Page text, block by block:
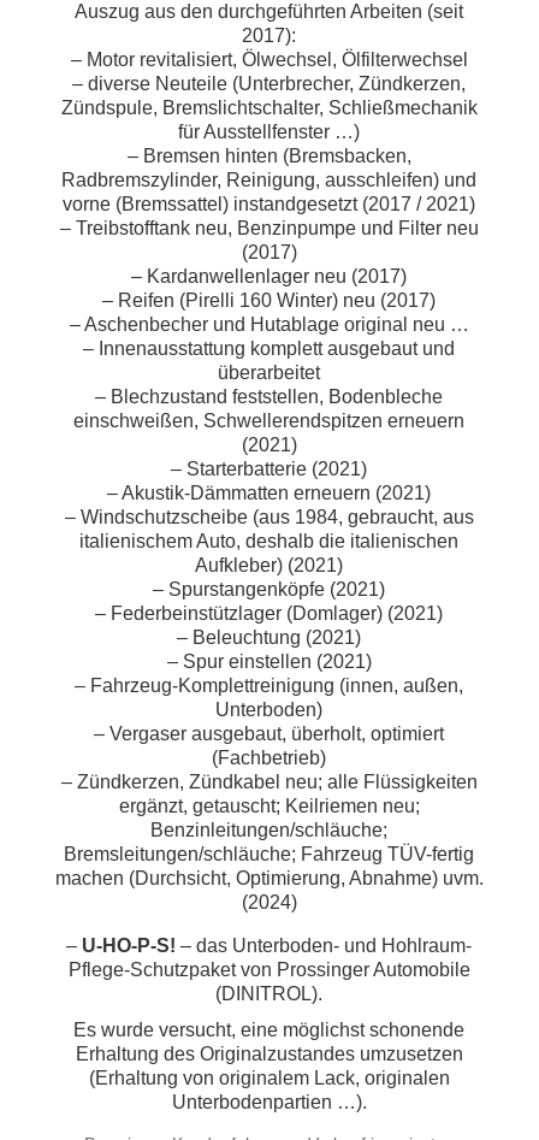
Auszug aus den durchgeführten Arbeiten (seit
2017):
– Motor revitalisiert, Ölwechsel, Ölfilterwechsel
– diverse Neuteile (Unterbrecher, Zündkerzen,
Zündspule, Bremslichtschalter, Schließmechanik
für Ausstellfenster …)
– Bremsen hinten (Bremsbacken,
Radbremszylinder, Reinigung, ausschleifen) und
vorne (Bremssattel) instandgesetzt (2017 / 2021)
– Treibstofftank neu, Benzinpumpe und Filter neu
(2017)
– Kardanwellenlager neu (2017)
– Reifen (Pirelli 160 Winter) neu (2017)
– Aschenbecher und Hutablage original neu …
– Innenausstattung komplett ausgebaut und
überarbeitet
– Blechzustand feststellen, Bodenbleche
einschweißen, Schwellerendspitzen erneuern
(2021)
– Starterbatterie (2021)
– Akustik-Dämmatten erneuern (2021)
– Windschutzscheibe (aus 1984, gebraucht, aus
italienischem Auto, deshalb die italienischen
Aufkleber) (2021)
– Spurstangenköpfe (2021)
– Federbeinstützlager (Domlager) (2021)
– Beleuchtung (2021)
– Spur einstellen (2021)
– Fahrzeug-Komplettreinigung (innen, außen,
Unterboden)
– Vergaser ausgebaut, überholt, optimiert
(Fachbetrieb)
– Zündkerzen, Zündkabel neu; alle Flüssigkeiten
ergänzt, getauscht; Keilriemen neu;
Benzinleitungen/schläuche;
Bremsleitungen/schläuche; Fahrzeug TÜV-fertig
machen (Durchsicht, Optimierung, Abnahme) uvm.
(2024)
– U-HO-P-S! – das Unterboden- und Hohlraum-
Pflege-Schutzpaket von Prossinger Automobile
(DINITROL).
Es wurde versucht, eine möglichst schonende
Erhaltung des Originalzustandes umzusetzen
(Erhaltung von originalem Lack, originalen
Unterbodenpartien …).